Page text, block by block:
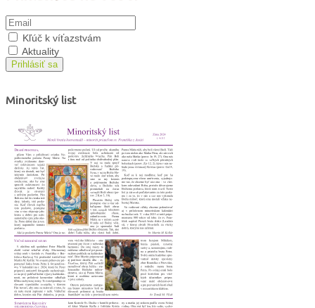
Kľúč k víťazstvám
Aktuality
Prihlásiť sa
Minoritský list